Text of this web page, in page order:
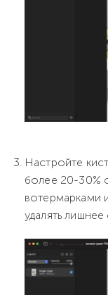
Настройте
более 20-30%
вотермарками
удалять